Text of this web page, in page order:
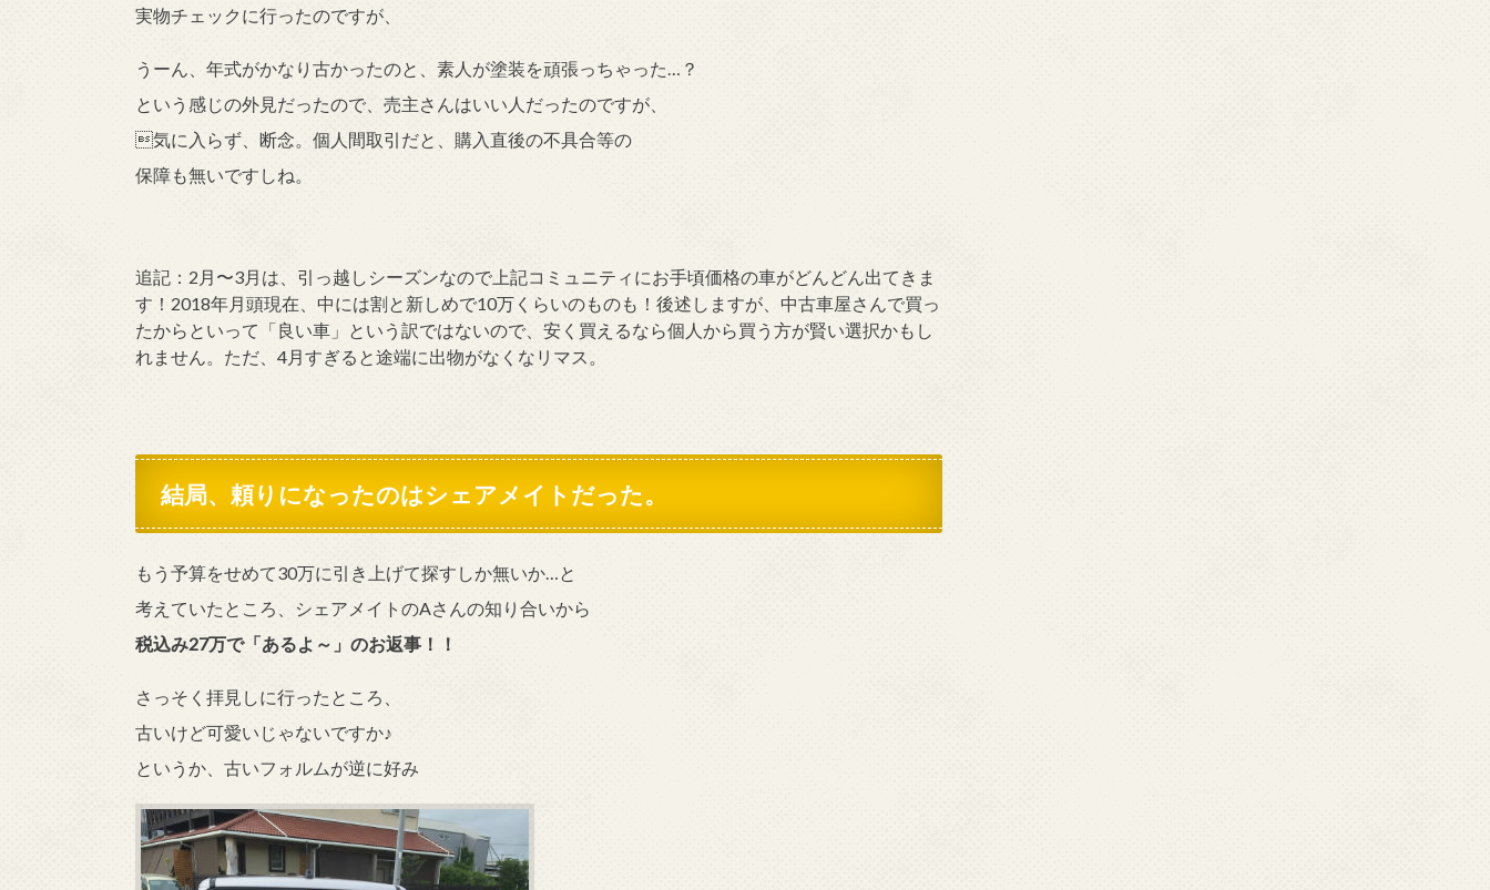
実物チェックに行ったのですが、
うーん、年式がかなり古かったのと、素人が塗装を頑張っちゃった…？
という感じの外見だったので、売主さんはいい人だったのですが、
気に入らず、断念。個人間取引だと、購入直後の不具合等の
保障も無いですしね。
追記：2月〜3月は、引っ越しシーズンなので上記コミュニティにお手頃価格の車がどんどん出てきま
す！2018年月頭現在、中には割と新しめで10万くらいのものも！後述しますが、中古車屋さんで買っ
たからといって「良い車」という訳ではないので、安く買えるなら個人から買う方が賢い選択かもし
れません。ただ、4月すぎると途端に出物がなくなリマス。
結局、頼りになったのはシェアメイトだった。
もう予算をせめて30万に引き上げて探すしか無いか…と
考えていたところ、シェアメイトのAさんの知り合いから
税込み27万で「あるよ～」のお返事！！
さっそく拝見しに行ったところ、
古いけど可愛いじゃないですか♪
というか、古いフォルムが逆に好み